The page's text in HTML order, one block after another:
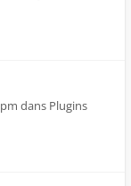
dans Plugins